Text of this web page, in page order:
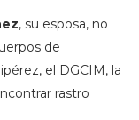
, su esposa, no
de
el DGCIM, la
rastro